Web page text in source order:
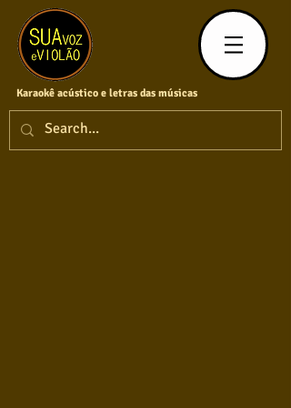
Karaokê acústico e letras das músicas